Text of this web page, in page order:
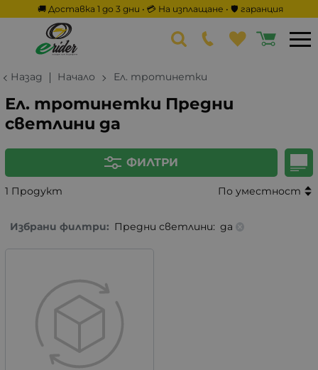
🚚 Доставка 1 до 3 дни • 💳 На изплащане • 🛡️ гаранция
Назад Начало Ел. тротинетки
Ел. тротинетки Предни
светлини да
ФИЛТРИ
1 Продукт По уместност
Избрани филтри: Предни светлини: да